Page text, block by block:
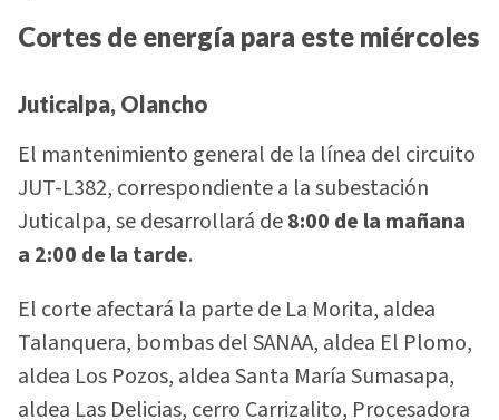
Cortes de energía para este miércoles
Juticalpa, Olancho
El mantenimiento general de la línea del circuito
JUT-L382, correspondiente a la subestación
Juticalpa, se desarrollará de8:00 de la mañana
a 2:00 de la tarde.
El corte afectará la parte de La Morita, aldea
Talanquera, bombas del SANAA, aldea El Plomo,
aldea Los Pozos, aldea Santa María Sumasapa,
aldea Las Delicias, cerro Carrizalito, Procesadora